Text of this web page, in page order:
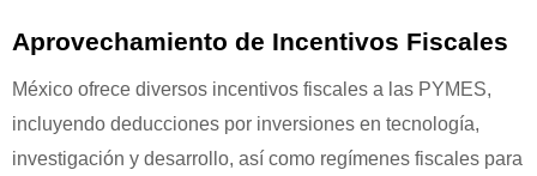
Aprovechamiento de Incentivos Fiscales
México ofrece diversos incentivos fiscales a las PYMES,
incluyendo deducciones por inversiones en tecnología,
investigación y desarrollo, así como regímenes fiscales para